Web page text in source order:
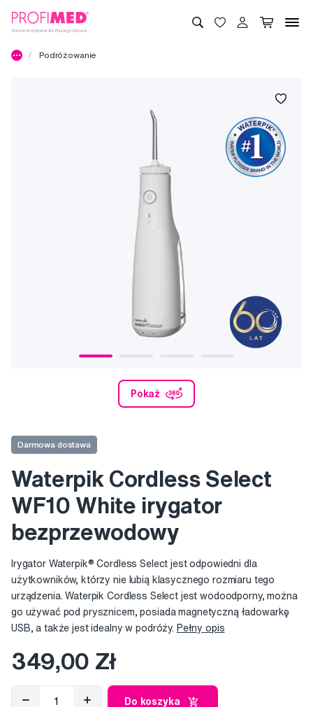
Podróżowanie
Pokaż
Darmowa dostawa
Waterpik Cordless Select
WF10 White irygator
bezprzewodowy
Irygator Waterpik® Cordless Select jest odpowiedni dla
użytkowników, którzy nie lubią klasycznego rozmiaru tego
urządzenia. Waterpik Cordless Select jest wodoodporny, można
go używać pod prysznicem, posiada magnetyczną ładowarkę
USB, a także jest idealny w podróży. Pełny opis
349,00 Zł
Do koszyka